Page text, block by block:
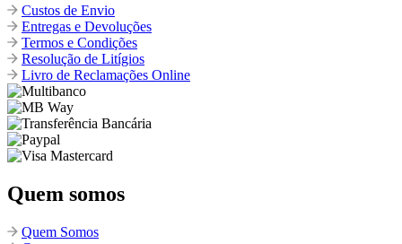
Custos de Envio
Entregas e Devoluções
Termos e Condições
Resolução de Litígios
Livro de Reclamações Online
Quem somos
Quem Somos